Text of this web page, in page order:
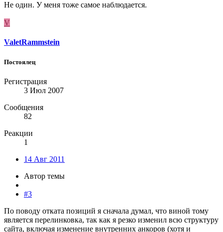
Не один. У меня тоже самое наблюдается.
V
ValetRammstein
Постоялец
Регистрация
3 Июл 2007
Сообщения
82
Реакции
1
14 Авг 2011
Автор темы
#3
По поводу отката позиций я сначала думал, что виной тому
является перелинковка, так как я резко изменил всю структуру
сайта, включая изменение внутренних анкоров (хотя и